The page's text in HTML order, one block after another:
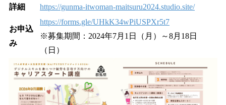
詳細
https://gunma-itwoman-maitsuru2024.studio.site/
お申込
み
https://forms.gle/UHkK34wPiUSPXr5t7
※募集期間：2024年7月1日（月）～8月18日
（日）